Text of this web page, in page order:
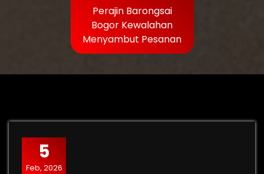
Perajin Barongsai
Bogor Kewalahan
Menyambut Pesanan
5
Feb, 2026